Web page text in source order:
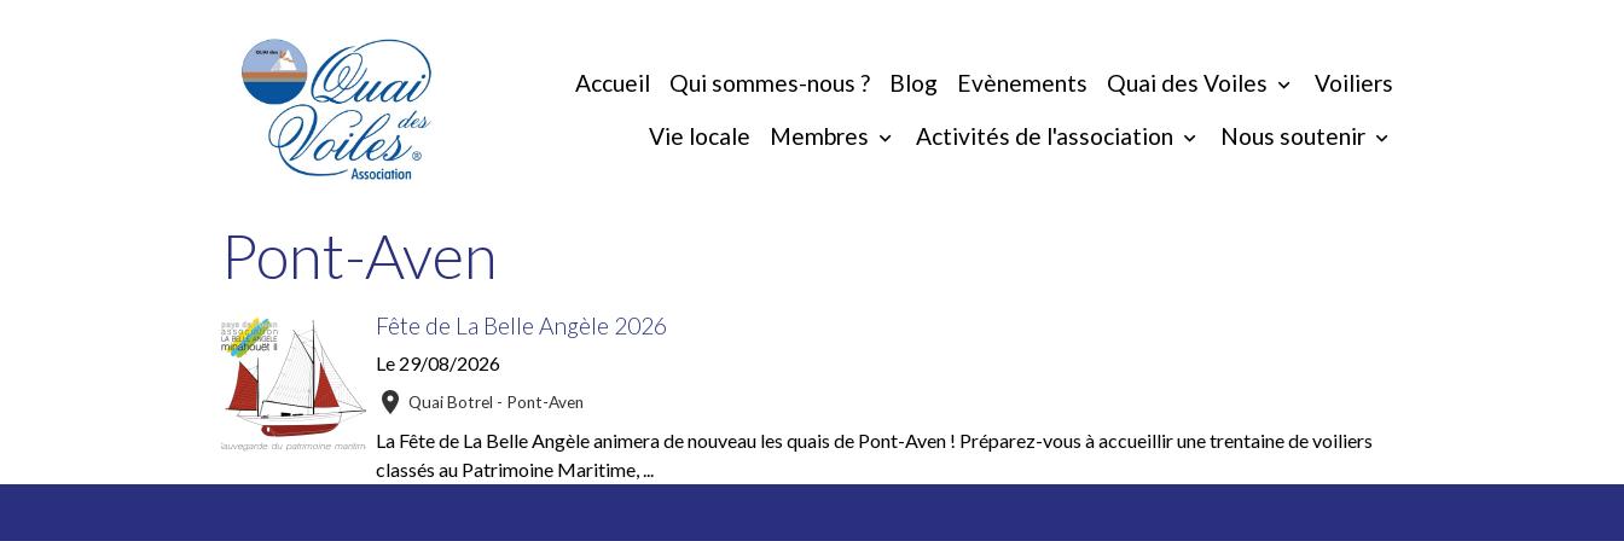
Accueil Qui sommes-nous ? Blog Evènements Quai des Voiles
Voiliers
Vie locale
Membres Activités de l'association Nous soutenir
Pont-Aven
Fête de La Belle Angèle 2026
Le 29/08/2026
Quai Botrel - Pont-Aven
La Fête de La Belle Angèle animera de nouveau les quais de Pont-Aven ! Préparez-vous à accueillir une trentaine de voiliers
classés au Patrimoine Maritime, ...